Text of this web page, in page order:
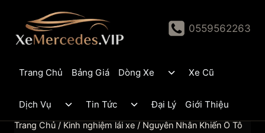
content
0559562263
Trang Chủ Bảng Giá Dòng Xe
ToggleXe Cũ
Dịch Vụ
Toggle
menu
Tin Tức
Toggle
menu
Đại Lý Giới Thiệu
Trang Chủ / Kinh nghiệm lái xe / Nguyên Nhân Khiến Ô Tô